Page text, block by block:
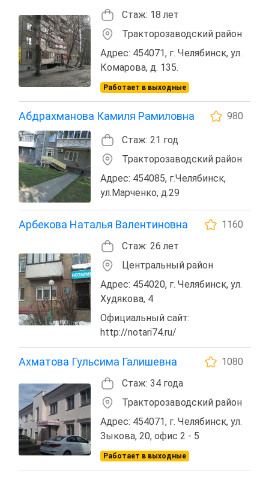
Стаж: 18 лет
Тракторозаводский район
Адрес: 454071, г. Челябинск, ул.
Комарова, д. 135.
Работает в выходные
Абдрахманова Камиля Рамиловна 980
Стаж: 21 год
Тракторозаводский район
Адрес: 454085, г.Челябинск,
ул.Марченко, д.29
Арбекова Наталья Валентиновна
1160
Стаж: 26 лет
Центральный район
Адрес: 454020, г. Челябинск, ул.
Худякова, 4
Официальный сайт:
http://notari74.ru/
Ахматова Гульсима Галишевна
1080
Стаж: 34 года
Тракторозаводский район
Адрес: 454071, г. Челябинск, ул.
Зыкова, 20, офис 2 - 5
Работает в выходные